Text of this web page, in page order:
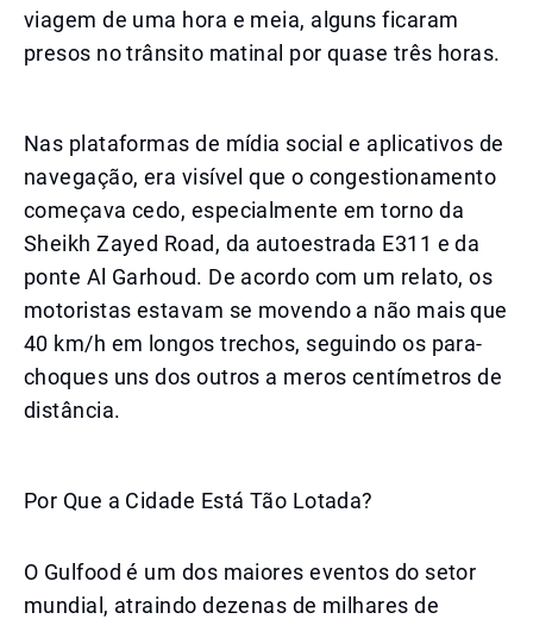
viagem de uma hora e meia, alguns ficaram
presos no trânsito matinal por quase três horas.
Nas plataformas de mídia social e aplicativos de
navegação, era visível que o congestionamento
começava cedo, especialmente em torno da
Sheikh Zayed Road, da autoestrada E311 e da
ponte Al Garhoud. De acordo com um relato, os
motoristas estavam se movendo a não mais que
40 km/h em longos trechos, seguindo os para-
choques uns dos outros a meros centímetros de
distância.
Por Que a Cidade Está Tão Lotada?
O Gulfood é um dos maiores eventos do setor
mundial, atraindo dezenas de milhares de